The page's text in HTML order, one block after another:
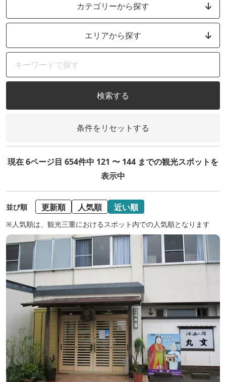
カテゴリーから探す
エリアから探す
検索する
条件をリセットする
現在 6ページ目 654件中 121 〜 144 までの観光スポットを
表示中
並び順 更新順 人気順 近い順
※人気順は、観光三重におけるスポット内での人気順となります